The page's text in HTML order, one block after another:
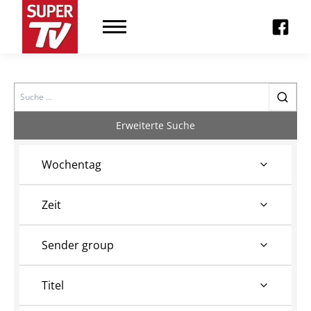
Search
Erweiterte Suche
Wochentag
Zeit
Sender group
Titel